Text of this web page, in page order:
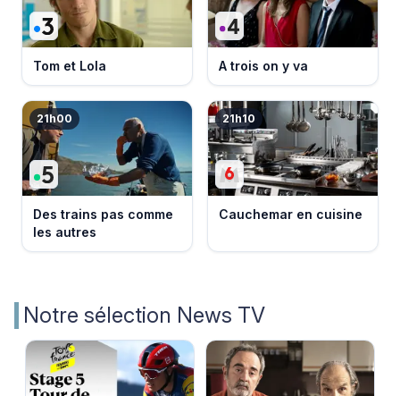
Tom et Lola A trois on y va
21h00
Des trains pas comme
les autres
21h10
Cauchemar en cuisine
Notre sélection News TV